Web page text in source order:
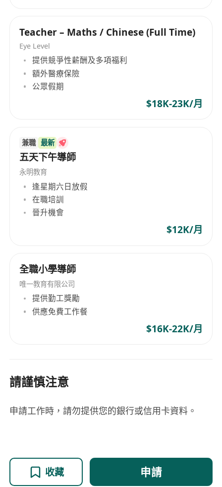
Teacher – Maths / Chinese (Full Time)
Eye Level
提供競爭性薪酬及多項福利
額外醫療保險
公眾假期
$18K-23K/月
兼職 最新
五天下午導師
永明教育
逢星期六日放假
在職培訓
晉升機會
$12K/月
全職小學導師
唯一教育有限公司
提供勤工獎勵
供應免費工作餐
$16K-22K/月
請謹慎注意
申請工作時，請勿提供您的銀行或信用卡資料。
收藏 申請